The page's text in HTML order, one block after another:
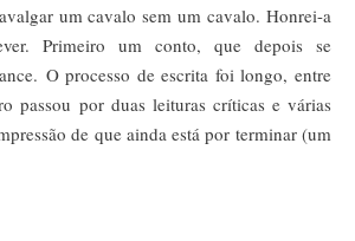
um cavalo sem um cavalo. Honrei-a
Primeiro um conto, que depois se
O processo de escrita foi longo, entre
passou por duas leituras críticas e várias
de que ainda está por terminar (um